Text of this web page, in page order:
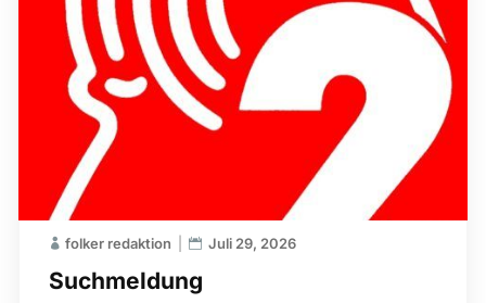
Suchmeldung
folker redaktion Juli 29, 2026